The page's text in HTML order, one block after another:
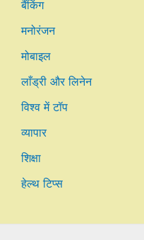
बैंकिंग
मनोरंजन
मोबाइल
लाँड्री और लिनेन
विश्व में टॉप
व्यापार
शिक्षा
हेल्थ टिप्स